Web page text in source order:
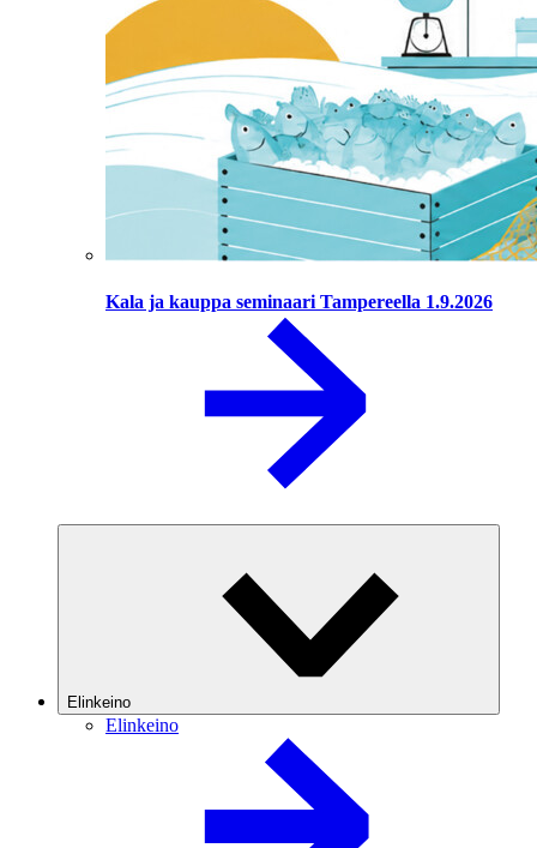
Kala ja kauppa seminaari Tampereella 1.9.2026
Elinkeino
Elinkeino